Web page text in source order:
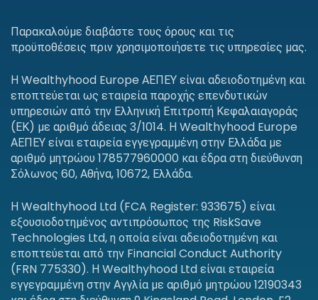
Παρακαλούμε διαβάστε τους όρους και τις
προϋποθέσεις πριν χρησιμοποιήσετε τις υπηρεσίες μας.
Η Wealthyhood Europe ΑΕΠΕΥ είναι αδειοδοτημένη και
εποπτεύεται ως εταιρεία παροχής επενδυτικών
υπηρεσιών από την Ελληνική Επιτροπή Κεφαλαιαγοράς
(ΕΚ) με αριθμό άδειας 3/1014. Η Wealthyhood Europe
ΑΕΠΕΥ είναι εταιρεία εγγεγραμμένη στην Ελλάδα με
αριθμό μητρώου 178577960000 και έδρα στη διεύθυνση
Σόλωνος 60, Αθήνα, 10672, Ελλάδα.
Η Wealthyhood Ltd (FCA Register: 933675) είναι
εξουσιοδοτημένος αντιπρόσωπος της RiskSave
Technologies Ltd, η οποία είναι αδειοδοτημένη και
εποπτεύεται από την Financial Conduct Authority
(FRN 775330). Η Wealthyhood Ltd είναι εταιρεία
εγγεγραμμένη στην Αγγλία με αριθμό μητρώου 12190343